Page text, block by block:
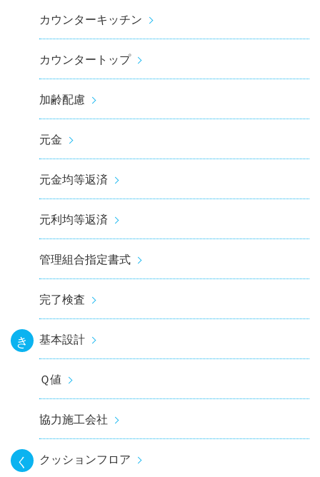
カウンターキッチン
カウンタートップ
加齢配慮
元金
元金均等返済
元利均等返済
管理組合指定書式
完了検査
き 基本設計
Ｑ値
協力施工会社
く クッションフロア